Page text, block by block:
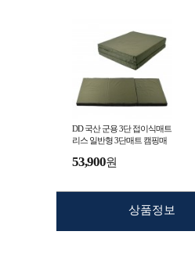
DD 국산 군용 3단 접이식매트
리스 일반형 3단매트 캠핑매
53,900원
상품정보